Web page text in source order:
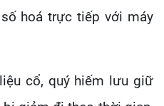
hoá trực tiếp với máy
cổ, quý hiếm lưu giữ